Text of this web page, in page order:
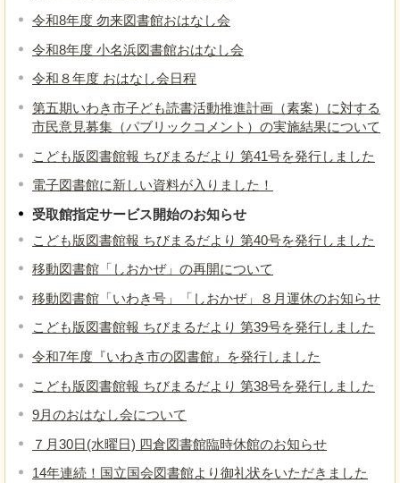
令和8年度 勿来図書館おはなし会
令和8年度 小名浜図書館おはなし会
令和８年度 おはなし会日程
第五期いわき市子ども読書活動推進計画（素案）に対する
市民意見募集（パブリックコメント）の実施結果について
こども版図書館報 ちびまるだより 第41号を発行しました
電子図書館に新しい資料が入りました！
受取館指定サービス開始のお知らせ
こども版図書館報 ちびまるだより 第40号を発行しました
移動図書館「しおかぜ」の再開について
移動図書館「いわき号」「しおかぜ」８月運休のお知らせ
こども版図書館報 ちびまるだより 第39号を発行しました
令和7年度『いわき市の図書館』を発行しました
こども版図書館報 ちびまるだより 第38号を発行しました
9月のおはなし会について
７月30日(水曜日) 四倉図書館臨時休館のお知らせ
14年連続！国立国会図書館より御礼状をいただきました